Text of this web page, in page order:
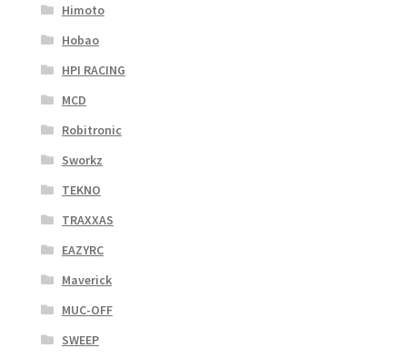
Himoto
Hobao
HPI RACING
MCD
Robitronic
Sworkz
TEKNO
TRAXXAS
EAZYRC
Maverick
MUC-OFF
SWEEP